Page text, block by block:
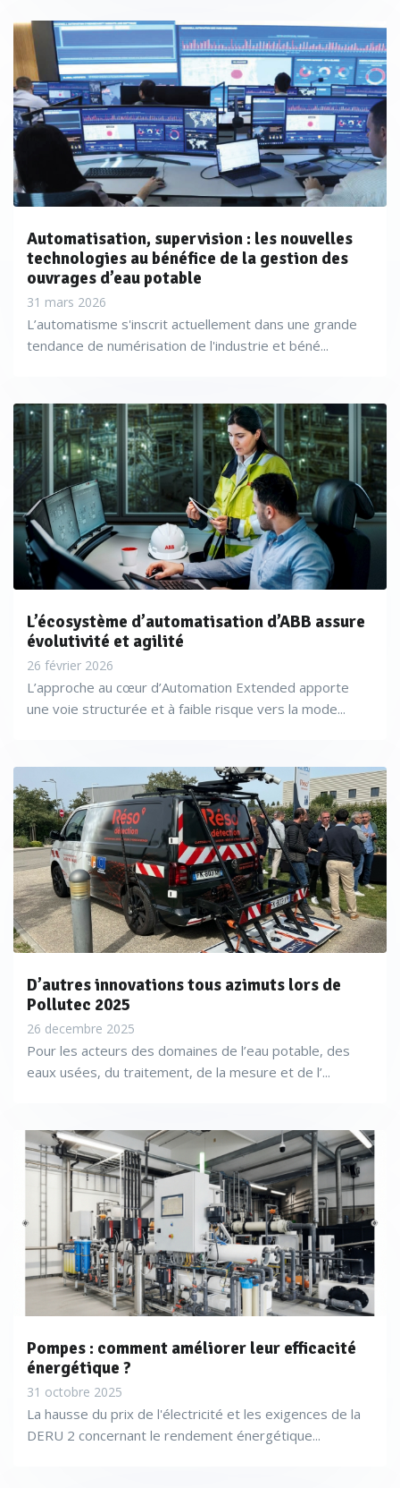
Automatisation, supervision : les nouvelles
technologies au bénéfice de la gestion des
ouvrages d’eau potable
31 mars 2026
L’automatisme s'inscrit actuellement dans une grande
tendance de numérisation de l'industrie et béné...
L’écosystème d’automatisation d’ABB assure
évolutivité et agilité
26 février 2026
L’approche au cœur d’Automation Extended apporte
une voie structurée et à faible risque vers la mode...
D’autres innovations tous azimuts lors de
Pollutec 2025
26 decembre 2025
Pour les acteurs des domaines de l’eau potable, des
eaux usées, du traitement, de la mesure et de l’...
Pompes : comment améliorer leur efficacité
énergétique ?
31 octobre 2025
La hausse du prix de l'électricité et les exigences de la
DERU 2 concernant le rendement énergétique...